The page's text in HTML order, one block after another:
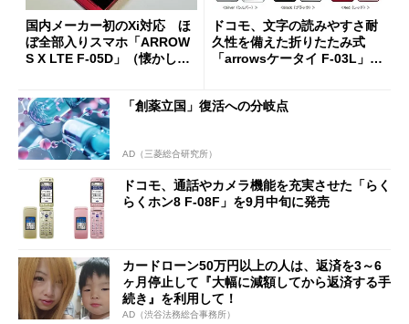
国内メーカー初のXi対応 ほ
ぼ全部入りスマホ「ARROW
S X LTE F-05D」（懐かしの
ドコモ、文字の読みやすさ耐
久性を備えた折りたたみ式
「arrowsケータイ F-03L」7
「創薬立国」復活への分岐点
AD（三菱総合研究所）
ドコモ、通話やカメラ機能を充実させた「らく
らくホン8 F-08F」を9月中旬に発売
カードローン50万円以上の人は、返済を3～6
ヶ月停止して『大幅に減額してから返済する手
続き』を利用して！
AD（渋谷法務総合事務所）